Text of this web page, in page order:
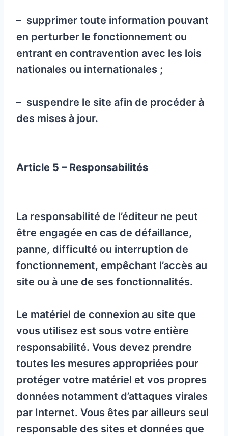
– supprimer toute information pouvant
en perturber le fonctionnement ou
entrant en contravention avec les lois
nationales ou internationales ;
– suspendre le site afin de procéder à
des mises à jour.
Article 5 – Responsabilités
La responsabilité de l’éditeur ne peut
être engagée en cas de défaillance,
panne, difficulté ou interruption de
fonctionnement, empêchant l’accès au
site ou à une de ses fonctionnalités.
Le matériel de connexion au site que
vous utilisez est sous votre entière
responsabilité. Vous devez prendre
toutes les mesures appropriées pour
protéger votre matériel et vos propres
données notamment d’attaques virales
par Internet. Vous êtes par ailleurs seul
responsable des sites et données que